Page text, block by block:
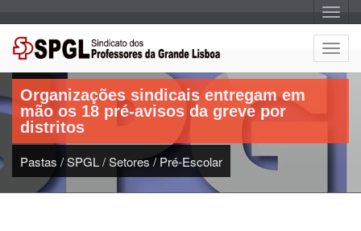
A
l
t
e
r
a
g
o
A
l
t
a
a
Artigo:
Organizações sindicais entregam em
mão os 18 pré-avisos da greve por
distritos
Pastas /SPGL/Setores/Pré-Escolar